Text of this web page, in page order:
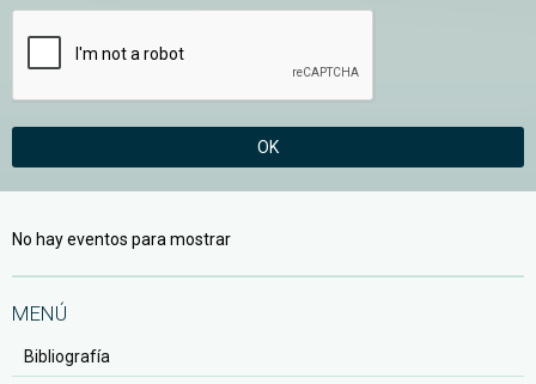
OK
No hay eventos para mostrar
MENÚ
Bibliografía